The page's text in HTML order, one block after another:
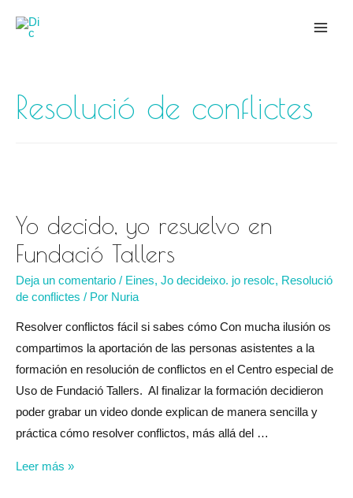
Resolució de conflictes
Yo decido, yo resuelvo en
Fundació Tallers
Deja un comentario / Eines, Jo decideixo. jo resolc, Resolució
de conflictes / Por Nuria
Resolver conflictos fácil si sabes cómo Con mucha ilusión os
compartimos la aportación de las personas asistentes a la
formación en resolución de conflictos en el Centro especial de
Uso de Fundació Tallers. Al finalizar la formación decidieron
poder grabar un video donde explican de manera sencilla y
práctica cómo resolver conflictos, más allá del …
Yo
Leer más »